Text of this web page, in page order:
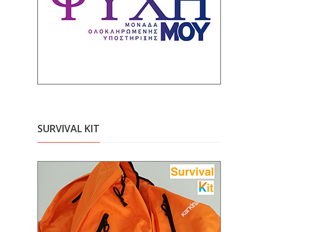
SURVIVAL KIT